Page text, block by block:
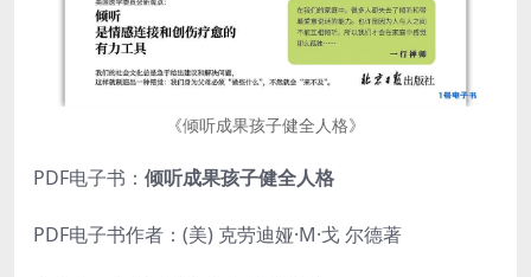
《倾听成果孩子健全人格》
PDF电子书： 倾听成果孩子健全人格
PDF电子书作者：(美) 克劳迪娅·M·戈 尔德著